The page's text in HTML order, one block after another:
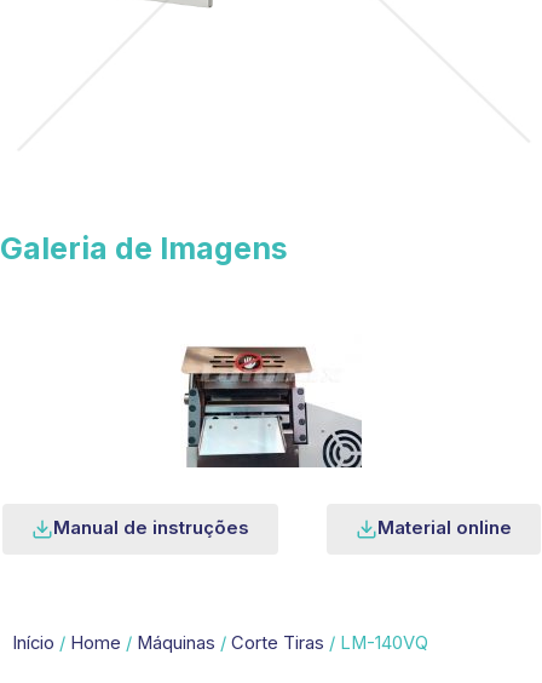
Galeria de Imagens
Manual de instruções Material online
Início / Home / Máquinas / Corte Tiras / LM-140VQ